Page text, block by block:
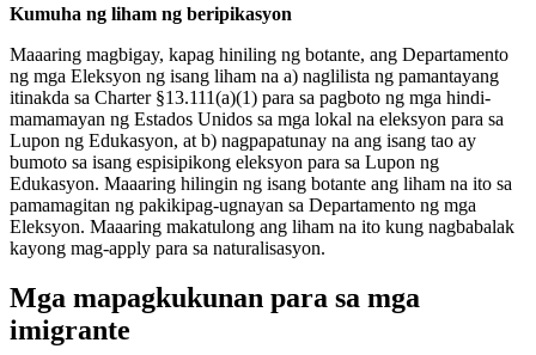
Kumuha ng liham ng beripikasyon
Maaaring magbigay, kapag hiniling ng botante, ang Departamento
ng mga Eleksyon ng isang liham na a) naglilista ng pamantayang
itinakda sa Charter §13.111(a)(1) para sa pagboto ng mga hindi-
mamamayan ng Estados Unidos sa mga lokal na eleksyon para sa
Lupon ng Edukasyon, at b) nagpapatunay na ang isang tao ay
bumoto sa isang espisipikong eleksyon para sa Lupon ng
Edukasyon. Maaaring hilingin ng isang botante ang liham na ito sa
pamamagitan ng pakikipag-ugnayan sa Departamento ng mga
Eleksyon. Maaaring makatulong ang liham na ito kung nagbabalak
kayong mag-apply para sa naturalisasyon.
Mga mapagkukunan para sa mga
imigrante